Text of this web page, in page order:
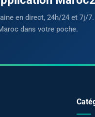
en direct, 24h/24 et 7j/
dans votre poche.